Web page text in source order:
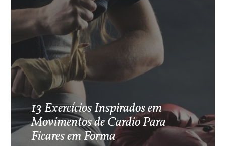
13 Exercícios Inspirados em
Movimentos de Cardio Para
Ficares em Forma